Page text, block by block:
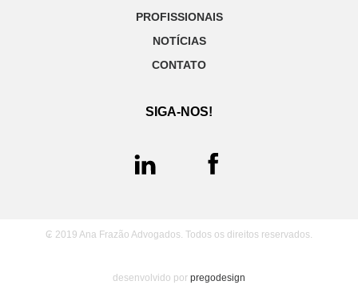
PROFISSIONAIS
NOTÍCIAS
CONTATO
SIGA-NOS!
₢ 2019 Ana Frazão Advogados. Todos os direitos reservados.
desenvolvido por pregodesign